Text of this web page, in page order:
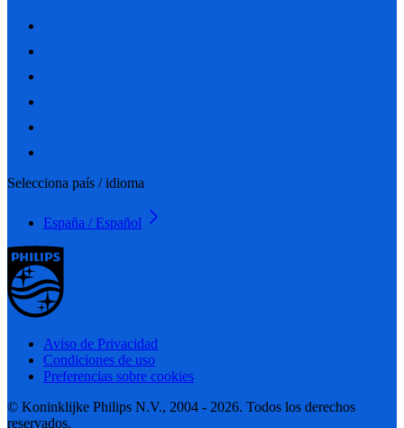
Selecciona país / idioma
España / Español
Aviso de Privacidad
Condiciones de uso
Preferencias sobre cookies
© Koninklijke Philips N.V., 2004 - 2026. Todos los derechos
reservados.